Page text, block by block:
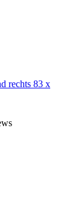
rechts 83 x